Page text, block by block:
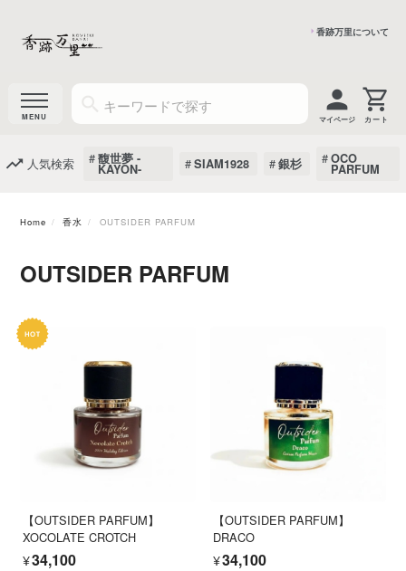
香跡万里について
マイページ
人気検索 馥世夢 -
KAYON- SIAM1928 銀杉 OCO
PARFUM
Home 香水 OUTSIDER PARFUM
OUTSIDER PARFUM
【OUTSIDER PARFUM】
XOCOLATE CROTCH
¥34,100
【OUTSIDER PARFUM】
DRACO
¥34,100